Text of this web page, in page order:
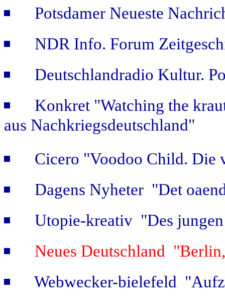
Potsdamer Neueste
NDR Info. Forum
Deutschlandradio Kultur.
Konkret "Watching the
aus Nachkriegsdeutschland"
Cicero "Voodoo Child. Die
Dagens Nyheter "Det
Utopie-kreativ "Des
Neues Deutschland
Webwecker-bielefeld